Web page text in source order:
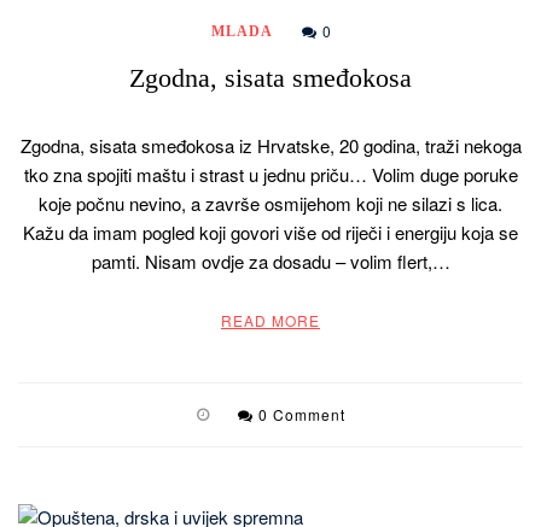
MLADA 0
Zgodna, sisata smeđokosa
Zgodna, sisata smeđokosa iz Hrvatske, 20 godina, traži nekoga
tko zna spojiti maštu i strast u jednu priču… Volim duge poruke
koje počnu nevino, a završe osmijehom koji ne silazi s lica.
Kažu da imam pogled koji govori više od riječi i energiju koja se
pamti. Nisam ovdje za dosadu – volim flert,…
READ MORE
0 Comment